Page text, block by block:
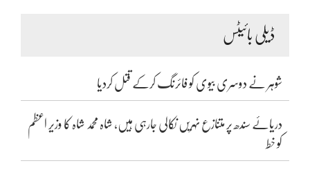
ڈیلی بائیٹس
شوہر نے دوسری بیوی کو فائرنگ کرکے قتل کردیا
دریائے سندھ پر متنازع نہریں نکالی جارہی ہیں، شاہ محمد شاہ کا وزیر اعظم
کو خط